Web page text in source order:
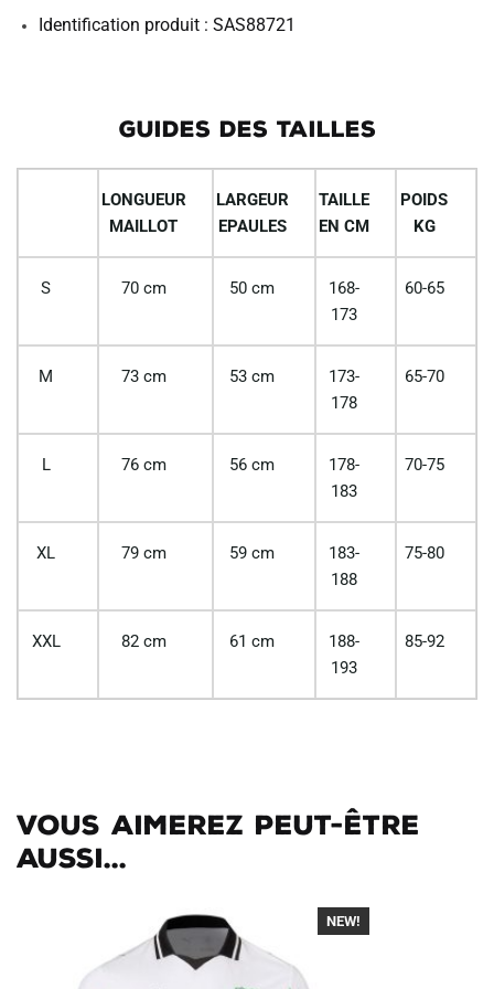
Identification produit : SAS88721
GUIDES DES TAILLES
LONGUEUR
MAILLOT
LARGEUR
EPAULES
TAILLE
EN CM
POIDS
KG
S 70 cm 50 cm
168-
173
60-65
M 73 cm 53 cm
173-
178
65-70
L 76 cm 56 cm
178-
183
70-75
XL 79 cm 59 cm
183-
188
75-80
XXL 82 cm 61 cm
188-
193
85-92
Vous aimerez peut-être
aussi...
-40%
NEW!